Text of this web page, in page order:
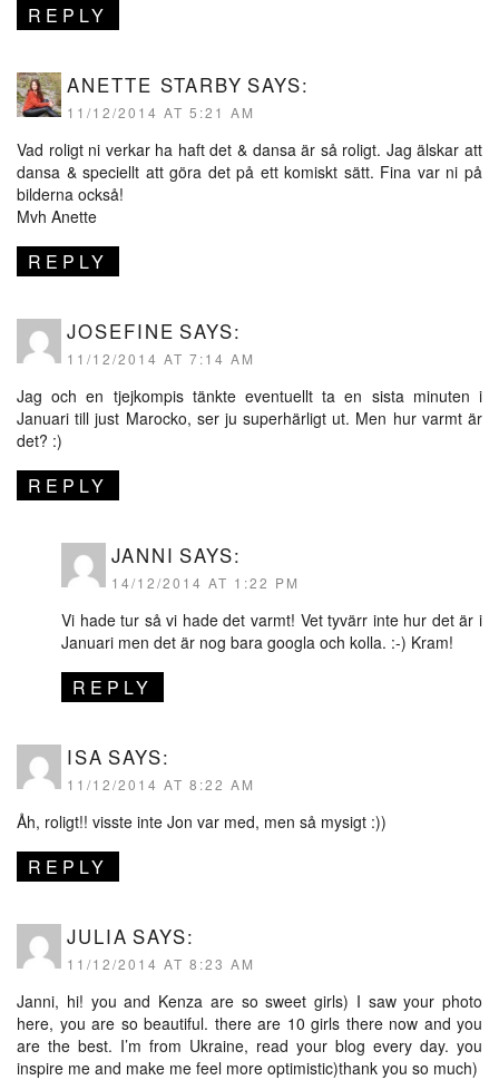
REPLY
ANETTE STARBY SAYS:
11/12/2014 AT 5:21 AM
Vad roligt ni verkar ha haft det & dansa är så roligt. Jag älskar att
dansa & speciellt att göra det på ett komiskt sätt. Fina var ni på
bilderna också!
Mvh Anette
REPLY
JOSEFINE SAYS:
11/12/2014 AT 7:14 AM
Jag och en tjejkompis tänkte eventuellt ta en sista minuten i
Januari till just Marocko, ser ju superhärligt ut. Men hur varmt är
det? :)
REPLY
JANNI SAYS:
14/12/2014 AT 1:22 PM
Vi hade tur så vi hade det varmt! Vet tyvärr inte hur det är i
Januari men det är nog bara googla och kolla. :-) Kram!
REPLY
ISA SAYS:
11/12/2014 AT 8:22 AM
Åh, roligt!! visste inte Jon var med, men så mysigt :))
REPLY
JULIA SAYS:
11/12/2014 AT 8:23 AM
Janni, hi! you and Kenza are so sweet girls) I saw your photo
here, you are so beautiful. there are 10 girls there now and you
are the best. I’m from Ukraine, read your blog every day. you
inspire me and make me feel more optimistic)thank you so much)